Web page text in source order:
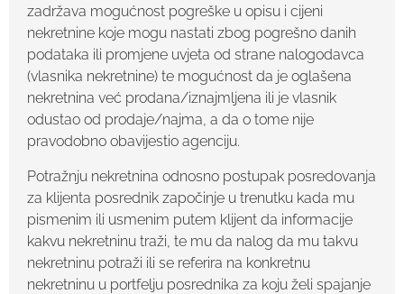
zadržava mogućnost pogreške u opisu i cijeni
nekretnine koje mogu nastati zbog pogrešno danih
podataka ili promjene uvjeta od strane nalogodavca
(vlasnika nekretnine) te mogućnost da je oglašena
nekretnina već prodana/iznajmljena ili je vlasnik
odustao od prodaje/najma, a da o tome nije
pravodobno obavijestio agenciju.
Potražnju nekretnina odnosno postupak posredovanja
za klijenta posrednik započinje u trenutku kada mu
pismenim ili usmenim putem klijent da informacije
kakvu nekretninu traži, te mu da nalog da mu takvu
nekretninu potraži ili se referira na konkretnu
nekretninu u portfelju posrednika za koju želi spajanje